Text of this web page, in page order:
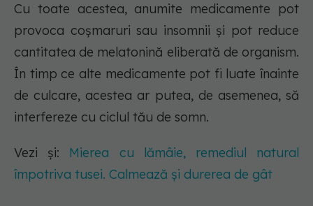
Cu toate acestea, anumite medicamente pot
provoca coșmaruri sau insomnii și pot reduce
cantitatea de melatonină eliberată de organism.
În timp ce alte medicamente pot fi luate înainte
de culcare, acestea ar putea, de asemenea, să
interfereze cu ciclul tău de somn.
Vezi și: Mierea cu lămâie, remediul natural
împotriva tusei. Calmează și durerea de gât